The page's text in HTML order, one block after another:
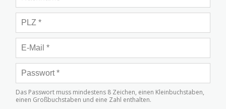
Das Passwort muss mindestens 8 Zeichen, einen Kleinbuchstaben,
einen Großbuchstaben und eine Zahl enthalten.